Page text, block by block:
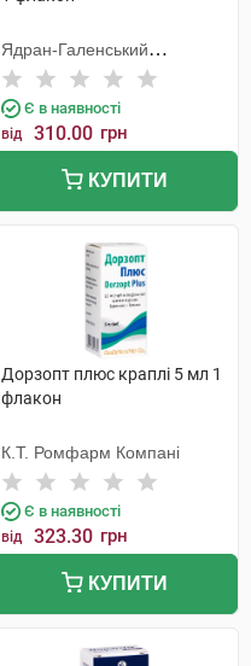
Ядран-Галенський
Лабораторій
Є в наявності
від 310.00 грн
КУПИТИ
Дорзопт плюс краплі 5 мл 1
флакон
К.Т. Ромфарм Компані
Є в наявності
від 323.30 грн
КУПИТИ